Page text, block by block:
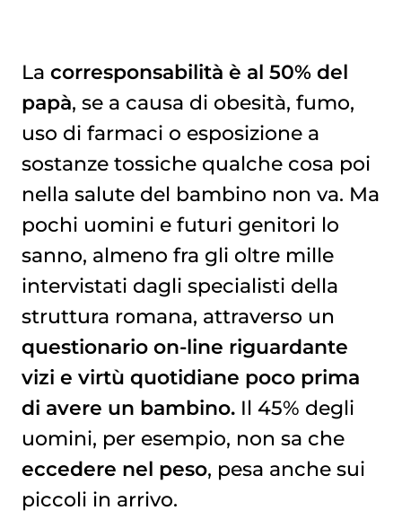
La corresponsabilità è al 50% del
papà, se a causa di obesità, fumo,
uso di farmaci o esposizione a
sostanze tossiche qualche cosa poi
nella salute del bambino non va. Ma
pochi uomini e futuri genitori lo
sanno, almeno fra gli oltre mille
intervistati dagli specialisti della
struttura romana, attraverso un
questionario on-line riguardante
vizi e virtù quotidiane poco prima
di avere un bambino.Il 45% degli
uomini, per esempio, non sa che
eccedere nel peso, pesa anche sui
piccoli in arrivo.